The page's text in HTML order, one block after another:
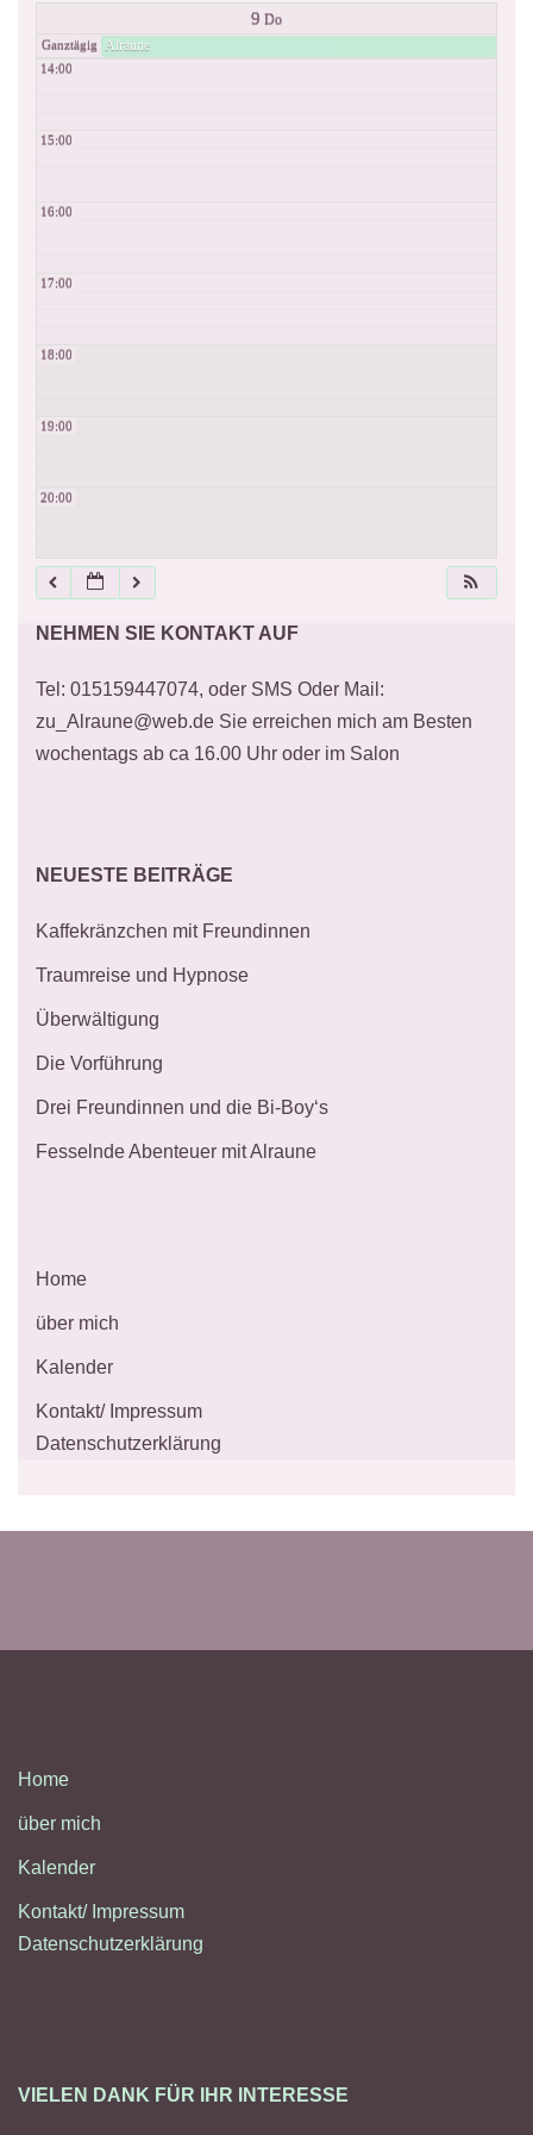
9 Do
Ganztägig Alraune
14:00
15:00
16:00
17:00
18:00
19:00
20:00
21:00
22:00
23:00
NEHMEN SIE KONTAKT AUF
Tel: 015159447074, oder SMS Oder Mail:
zu_Alraune@web.de Sie erreichen mich am Besten
wochentags ab ca 16.00 Uhr oder im Salon
NEUESTE BEITRÄGE
Kaffekränzchen mit Freundinnen
Traumreise und Hypnose
Überwältigung
Die Vorführung
Drei Freundinnen und die Bi-Boy‘s
Fesselnde Abenteuer mit Alraune
Home
über mich
Kalender
Kontakt/ Impressum
Datenschutzerklärung
Home
über mich
Kalender
Kontakt/ Impressum
Datenschutzerklärung
VIELEN DANK FÜR IHR INTERESSE